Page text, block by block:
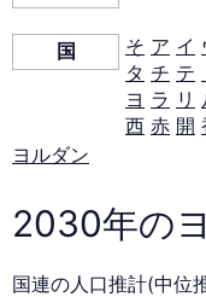
2030
年
国 そ ア イ
タ チ テ
ヨ ラ リ
西 赤 開
ヨルダン
2030年の
国連の人口推計(中位